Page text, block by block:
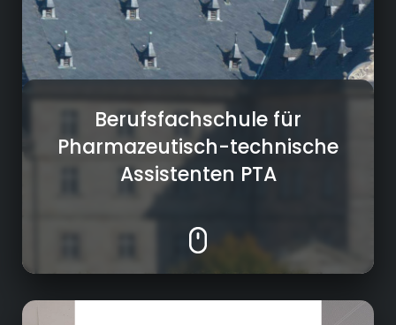
Berufsfachschule für
Pharmazeutisch-technische
Assistenten PTA